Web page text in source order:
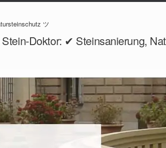
ツ
Doktor: ✔ Steinsanierung,